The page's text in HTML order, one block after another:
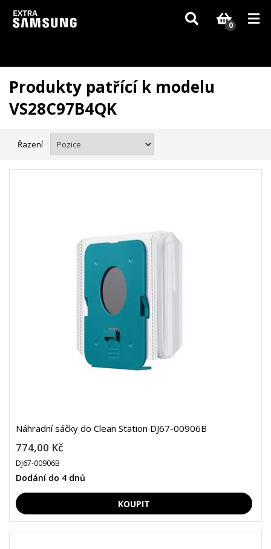
Vzhledem k aktuální situaci se může dodání dílů, které nejsou skladem,
zpozdit. Děkujeme za pochopení.
0
Produkty patřící k modelu
VS28C97B4QK
Řazení
Náhradní sáčky do Clean Station DJ67-00906B
774,00 Kč
DJ67-00906B
Dodání do 4 dnů